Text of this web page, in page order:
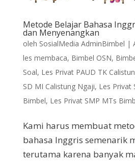
Metode Belajar Bahasa
dan Menyenangkan
oleh SosialMedia AdminBimbel |
les membaca, Bimbel OSN,
Soal, Les Privat PAUD TK
SD MI Calistung Ngaji, Les Privat
Bimbel, Les Privat SMP MTs
Kami harus membuat
bahasa Inggris semenarik
terutama karena banyak